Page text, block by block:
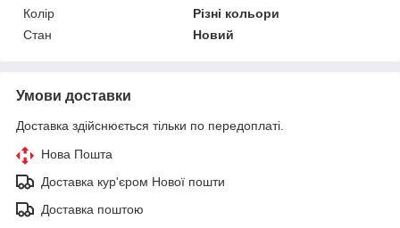
Колір
Різні кольори
Стан
Новий
Умови доставки
Доставка здійснюється тільки по передоплаті.
Нова Пошта
Доставка кур'єром Нової пошти
Доставка поштою